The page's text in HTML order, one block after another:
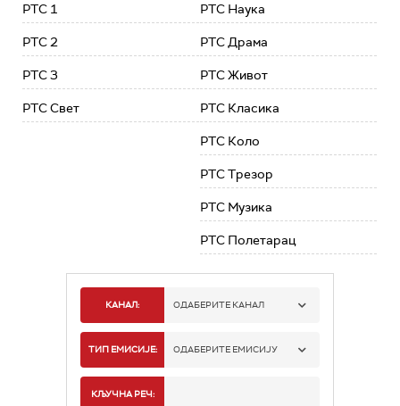
РТС 1
РТС 2
РТС 3
РТС Свет
РТС Наука
РТС Драма
РТС Живот
РТС Класика
РТС Коло
РТС Трезор
РТС Музика
РТС Полетарац
КАНАЛ: ОДАБЕРИТЕ КАНАЛ
РТС 1
ТИП ЕМИСИЈЕ: ОДАБЕРИТЕ ЕМИСИЈУ
КЉУЧНА РЕЧ: